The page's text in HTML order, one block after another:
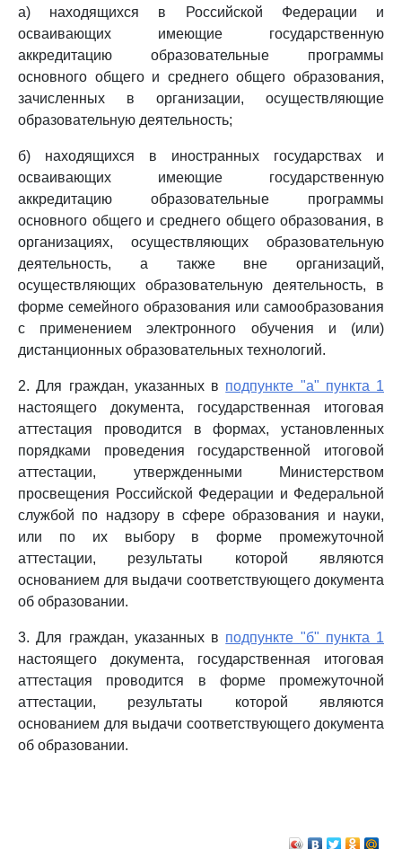
а) находящихся в Российской Федерации и
осваивающих имеющие государственную
аккредитацию образовательные программы
основного общего и среднего общего образования,
зачисленных в организации, осуществляющие
образовательную деятельность;
б) находящихся в иностранных государствах и
осваивающих имеющие государственную
аккредитацию образовательные программы
основного общего и среднего общего образования, в
организациях, осуществляющих образовательную
деятельность, а также вне организаций,
осуществляющих образовательную деятельность, в
форме семейного образования или самообразования
с применением электронного обучения и (или)
дистанционных образовательных технологий.
2. Для граждан, указанных в подпункте "а" пункта 1
настоящего документа, государственная итоговая
аттестация проводится в формах, установленных
порядками проведения государственной итоговой
аттестации, утвержденными Министерством
просвещения Российской Федерации и Федеральной
службой по надзору в сфере образования и науки,
или по их выбору в форме промежуточной
аттестации, результаты которой являются
основанием для выдачи соответствующего документа
об образовании.
3. Для граждан, указанных в подпункте "б" пункта 1
настоящего документа, государственная итоговая
аттестация проводится в форме промежуточной
аттестации, результаты которой являются
основанием для выдачи соответствующего документа
об образовании.